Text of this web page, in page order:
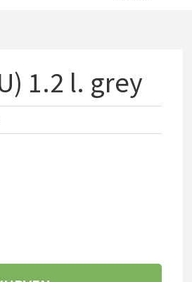
1.2 l. grey